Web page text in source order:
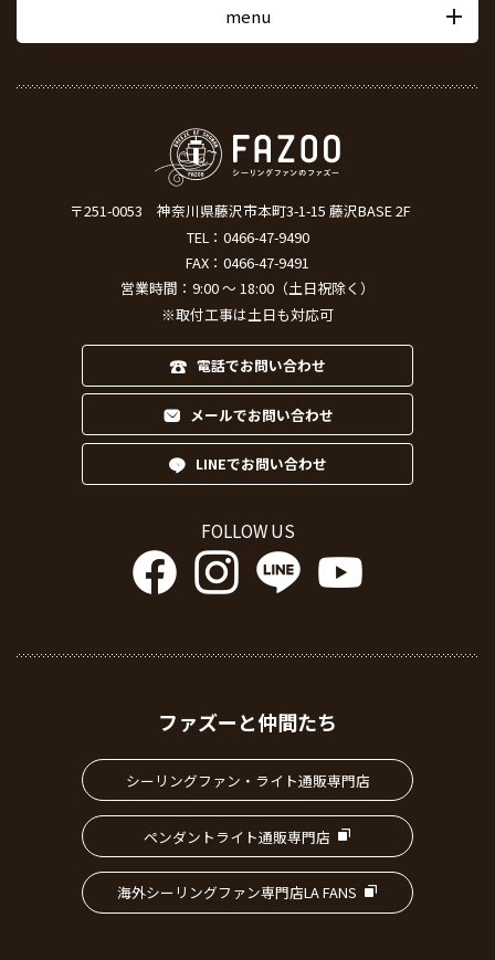
menu
〒251-0053
神奈川県藤沢市本町3-1-15 藤沢BASE 2F
TEL： 0466-47-9490
FAX：0466-47-9491
営業時間：9:00 ～ 18:00（土日祝除く）
※取付工事は土日も対応可
電話でお問い合わせ
メールでお問い合わせ
LINEでお問い合わせ
FOLLOW US
ファズーと仲間たち
シーリングファン・ライト通販専門店
ペンダントライト通販専門店
海外シーリングファン専門店LA FANS